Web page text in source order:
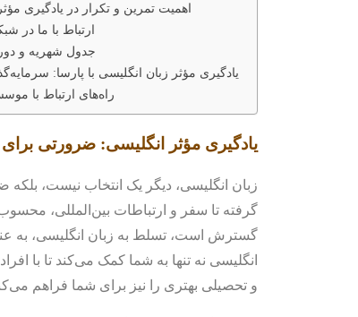
اهمیت تمرین و تکرار در یادگیری
ارتباط با ما در
جدول شهریه و
یادگیری مؤثر زبان انگلیسی با پارسا:
راه‌های ارتباط با
یادگیری مؤثر انگلیسی: ضرورتی برای
زبان انگلیسی، دیگر یک انتخاب نیست،
گرفته تا سفر و ارتباطات بین‌المللی،
گسترش است، تسلط به زبان انگلیسی، به
انگلیسی نه تنها به شما کمک می‌کند تا با
و تحصیلی بهتری را نیز برای شما فراهم